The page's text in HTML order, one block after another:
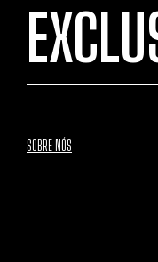
SOBRE NÓS